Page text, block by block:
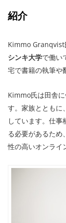
紹介
Kimmo Granqvist
シンキ大学で働い
宅で書籍の執筆や
Kimmo氏は田舎
す。家族とともに
しています。仕
る必要があるため
性の高いオンライ